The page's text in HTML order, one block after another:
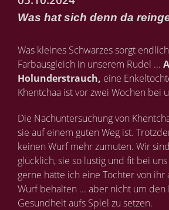
Was hat sich denn da
Was kleines Schwarzes sorgt
Farbausgleich in unserem Rudel ...
Holunderstrauch, eine
Khentchaa ist vor zwei Wochen bei
Die Nachuntersuchung von
sie auf einem guten Weg ist.
keinen Wurf mehr zumuten. Wir
glücklich, sie so lustig und fit bei
gerne hätte ich eine Tochter von ihr
Wurf behalten ... aber nicht um den
Gesundheit aufs Spiel zu setzen.